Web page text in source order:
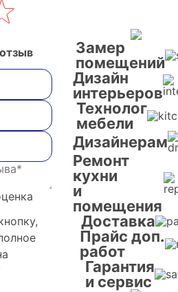
Замер
помещений
Дизайн
интерьеров
Технолог
мебели
Дизайнерам
Ремонт
кухни
и
помещения
Доставка
Прайс доп.
работ
Гарантия
и сервис